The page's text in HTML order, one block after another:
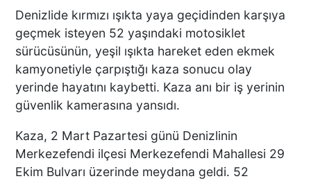
NE BÖYLE BİR VAHŞİ NE DE
VAHŞET GÖRÜLDÜ
İNSANLIK DIŞI
VİCDANSIZLIK
AZRAİL’E “ELDEN SONRA
GEL” DEDİ! OKEYE DEVAM
ETTİ
Denizlide kırmızı ışıkta yaya geçidinden karşıya
geçmek isteyen 52 yaşındaki motosiklet
sürücüsünün, yeşil ışıkta hareket eden ekmek
kamyonetiyle çarpıştığı kaza sonucu olay
yerinde hayatını kaybetti. Kaza anı bir iş yerinin
güvenlik kamerasına yansıdı.
Kaza, 2 Mart Pazartesi günü Denizlinin
Merkezefendi ilçesi Merkezefendi Mahallesi 29
Ekim Bulvarı üzerinde meydana geldi. 52